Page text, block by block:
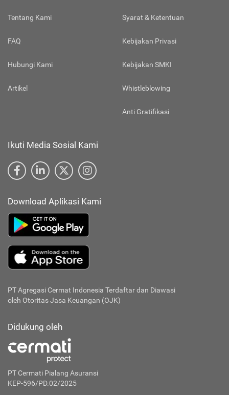
Tentang Kami
FAQ
Hubungi Kami
Artikel
Syarat & Ketentuan
Kebijakan Privasi
Kebijakan SMKI
Whistleblowing
Anti Gratifikasi
Ikuti Media Sosial Kami
Download Aplikasi Kami
PT Agregasi Cermat Indonesia Terdaftar dan Diawasi
oleh Otoritas Jasa Keuangan (OJK)
Didukung oleh
PT Cermati Pialang Asuransi
KEP-596/PD.02/2025